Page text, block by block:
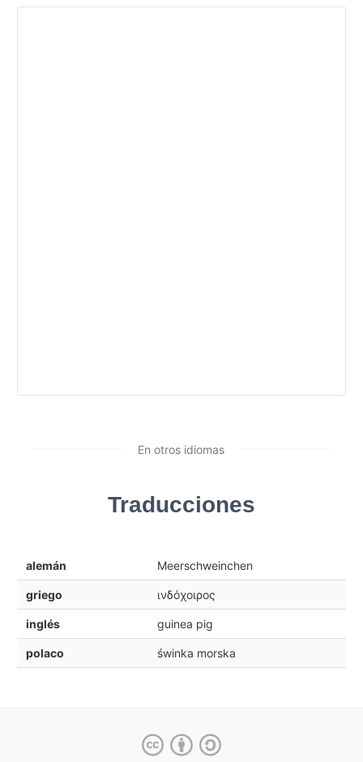
En otros idiomas
Traducciones
alemán Meerschweinchen
griego ινδόχοιρος
inglés guinea pig
polaco świnka morska